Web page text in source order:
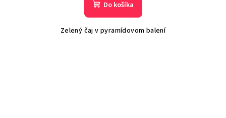
Do košíka
Zelený čaj v pyramídovom balení